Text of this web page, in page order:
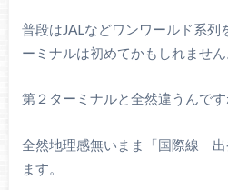
普段はJALなどワンワールド系列
ーミナルは初めてかもしれません
第２ターミナルと全然違うんです
全然地理感無いまま「国際線 出
ます。